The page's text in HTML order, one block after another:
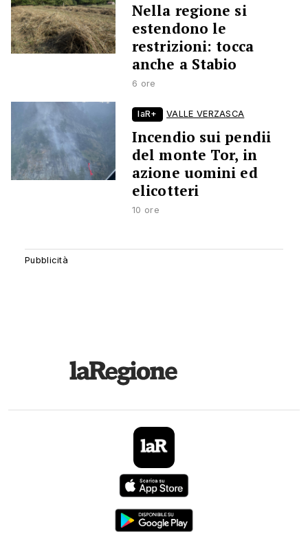
Nella regione si
estendono le
restrizioni: tocca
anche a Stabio
6 ore
laR+ VALLE VERZASCA
Incendio sui pendii
del monte Tor, in
azione uomini ed
elicotteri
10 ore